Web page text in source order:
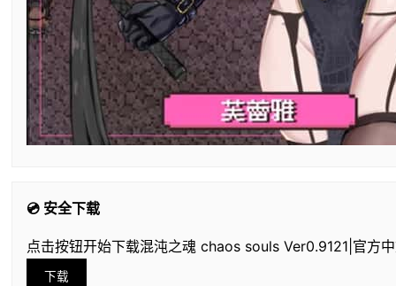
💿 安全下载
点击按钮开始下载混沌之魂 chaos souls Ver0.9121|官方
下载